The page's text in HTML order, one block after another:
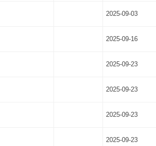
2025-09-03
2025-09-16
2025-09-23
2025-09-23
2025-09-23
2025-09-23